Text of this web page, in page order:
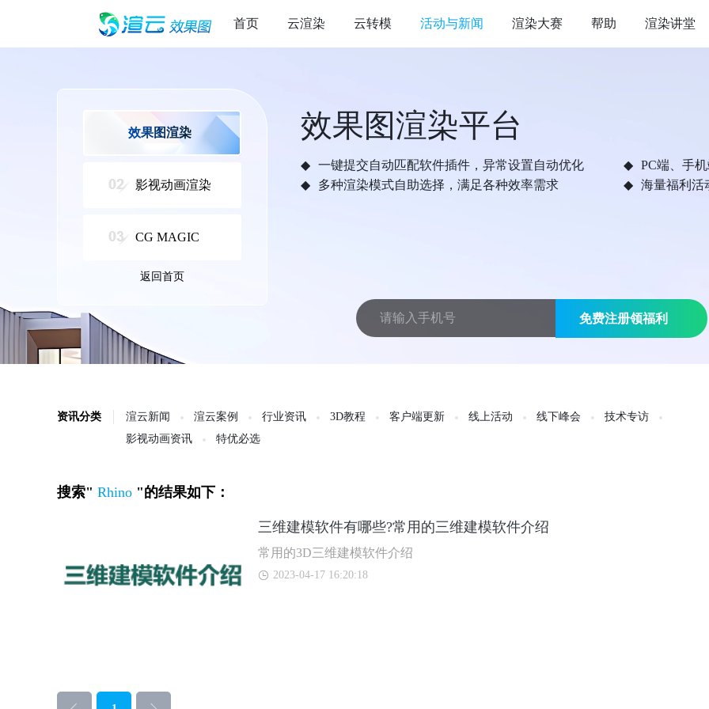
首页 云渲染 云转模 活动与新闻 渲染大赛 帮助 渲染讲堂
效果图渲染
影视动画渲染
CG MAGIC
返回首页
效果图渲染平台
一键提交自动匹配软件插件，异常设置自动优化
PC端、手
多种渲染模式自助选择，满足各种效率需求
海量福利活
免费注册领福利
资讯分类 渲云新闻 渲云案例 行业资讯 3D教程 客户端更新 线上活动 线下峰会
技术专访
影视动画资讯
特优必选
搜索" Rhino "的结果如下：
三维建模软件有哪些?常用的三维建模软件介绍
常用的3D三维建模软件介绍
2023-04-17 16:20:18